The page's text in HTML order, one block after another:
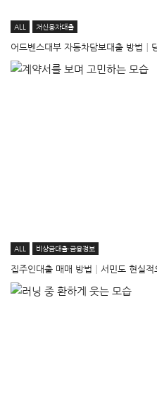
ALL 저신용자대출
어드벤스대부 자동차담보대출 방법│
ALL 비상금대출·금융정보
집주인대출 매매 방법│서민도 현실적